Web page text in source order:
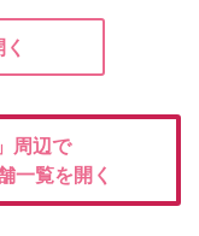
」周辺で
一覧を開く